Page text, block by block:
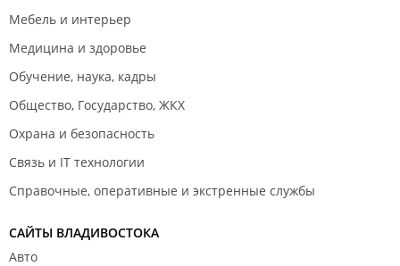
Мебель и интерьер
Медицина и здоровье
Обучение, наука, кадры
Общество, Государство, ЖКХ
Охрана и безопасность
Связь и IT технологии
Справочные, оперативные и экстренные службы
САЙТЫ ВЛАДИВОСТОКА
Авто